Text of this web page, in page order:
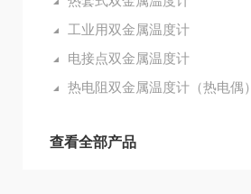
工业用双金属温度计
电接点双金属温度计
热电阻双金属温度计（热电偶）
查看全部产品